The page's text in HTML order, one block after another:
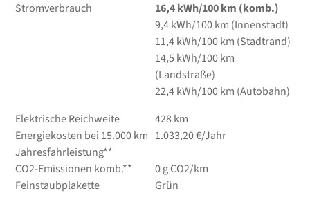
Stromverbrauch
16,4 kWh/100 km (komb.)
9,4 kWh/100 km (Innenstadt)
11,4 kWh/100 km (Stadtrand)
14,5 kWh/100 km
(Landstraße)
22,4 kWh/100 km (Autobahn)
Elektrische Reichweite
428 km
Energiekosten bei 15.000 km
Jahresfahrleistung**
1.033,20 €/Jahr
CO2-Emissionen komb.**
0 g CO2/km
Feinstaubplakette
Grün